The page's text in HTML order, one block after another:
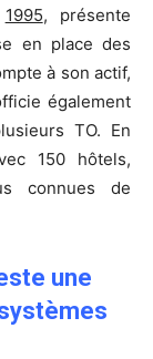
1995, présente
en place des
à son actif,
également
TO. En
150 hôtels,
connues de
une